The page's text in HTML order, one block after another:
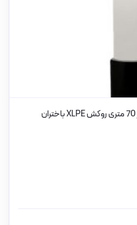
کابل نیمه افشان آلومینیوم 4 در 70 متری روکش XLPE باختران